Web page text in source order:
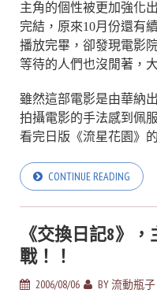
主角的個性被更加強化
完結，原來10月份還有
播放完畢，卻發現電影
等待的人們也沒閒著，
雖然這部電影是由華納
拍攝電影的手法感到佩
看完日版《流星花園》
CONTINUE READING
《交換日記8》
戰！！
2006/08/06 BY流動瓶子